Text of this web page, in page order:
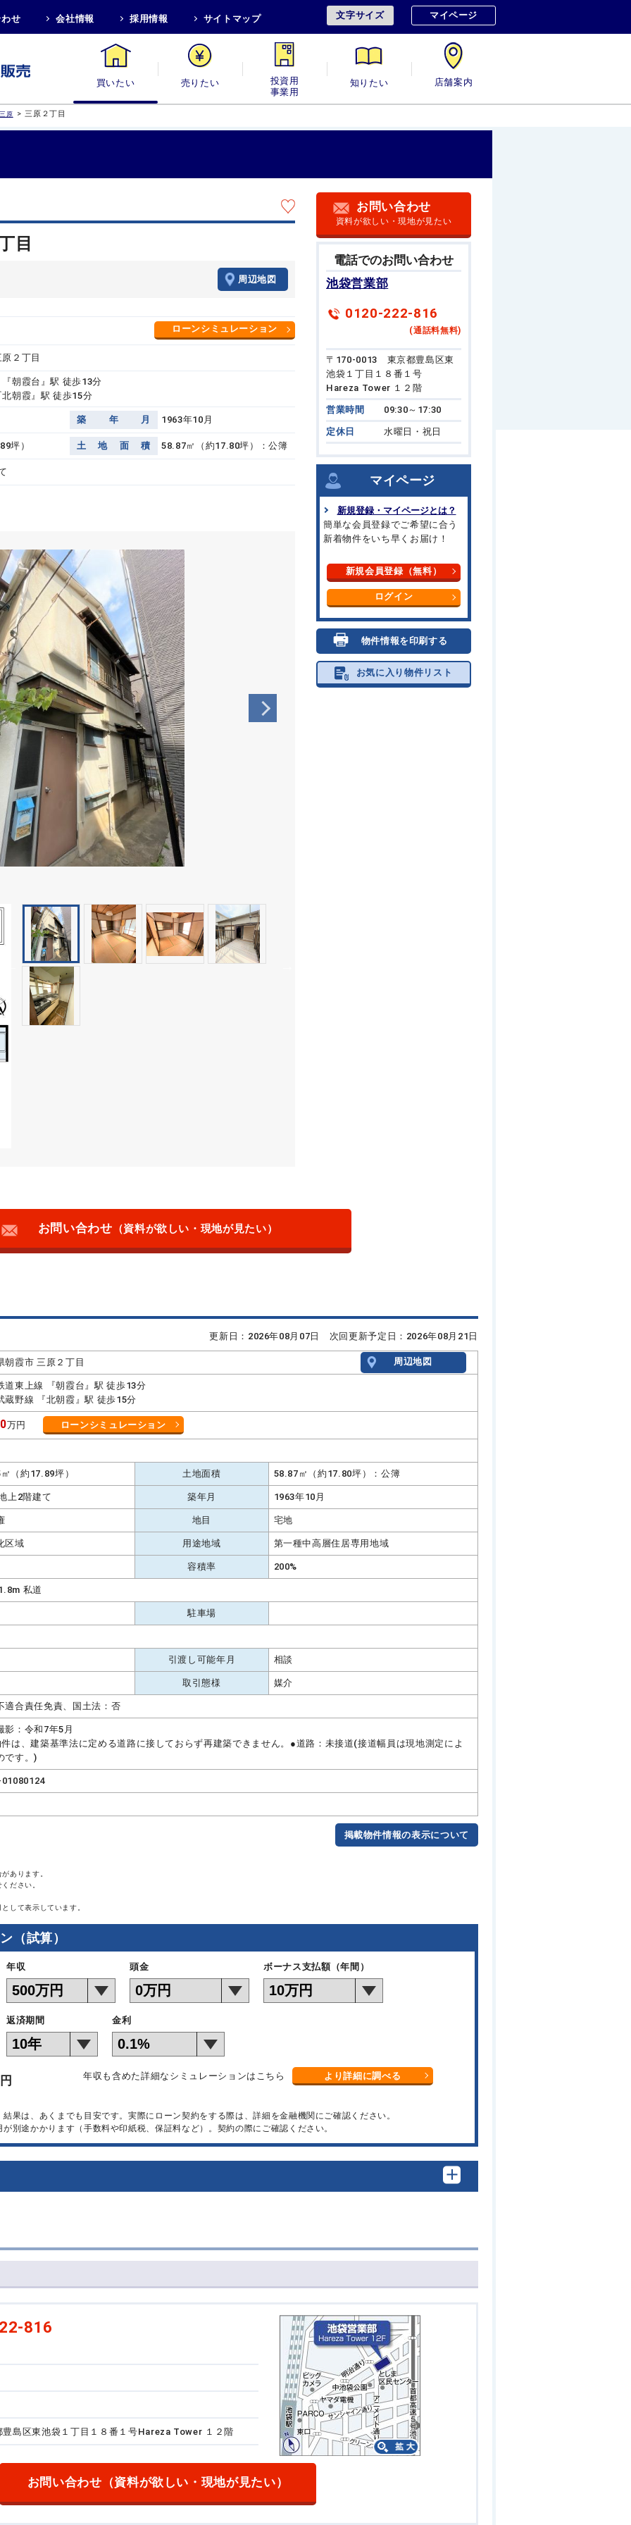
せ 会社情報 採用情報 サイトマップ 文字サイズ マイページ
買いたい 売りたい 投資用・事業用 知りたい 店舗案内
三原 > 三原２丁目
目
周辺地図
ローンシミュレーション
２丁目
朝霞台』駅 徒歩13分
朝霞』駅 徒歩15分
築 年 月 1963年10月
坪） 土 地 面 積 58.87㎡（約17.80坪）：公簿
お問い合わせ
資料が欲しい・現地が見たい
電話でのお問い合わせ
池袋営業部
0120-222-816
(通話料無料)
〒170-0013 東京都豊島区東
池袋１丁目１８番１号
Hareza Tower １２階
営業時間 09:30～17:30
定休日 水曜日・祝日
マイページ
新規登録・マイページとは？
簡単な会員登録でご希望に合う
新着物件をいち早くお届け！
新規会員登録（無料）
ログイン
物件情報を印刷する
お気に入り物件リスト
お問い合わせ （資料が欲しい・現地が見たい）
更新日：2026年08月07日 次回更新予定日：2026年08月21日
朝霞市 三原２丁目 周辺地図
道東上線 『朝霞台』駅 徒歩13分
蔵野線 『北朝霞』駅 徒歩15分
万円 ローンシミュレーション
（約17.89坪） 土地面積 58.87㎡（約17.80坪）：公簿
上2階建て 築年月 1963年10月
地目 宅地
区域 用途地域 第一種中高層住居専用地域
容積率 200%
私道
駐車場
引渡し可能年月 相談
取引態様 媒介
適合責任免責、国土法：否
影：令和7年5月
は、建築基準法に定める道路に接しておらず再建築できません。●道路：未接道(接道幅員は現地測定によ
です。)
掲載物件情報の表示について
あります。
ださい。
して表示しています。
（試算）
年収 頭金 ボーナス支払額（年間）
返済期間 金利
年収も含めた詳細なシミュレーションはこちら より詳細に調べる
果は、あくまでも目安です。実際にローン契約をする際は、詳細を金融機関にご確認ください。
別途かかります（手数料や印紙税、保証料など）。契約の際にご確認ください。
816
島区東池袋１丁目１８番１号Hareza Tower １２階
お問い合わせ （資料が欲しい・現地が見たい）